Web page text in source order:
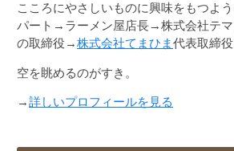
こころにやさしいものに興味をもつよう
パート→ラーメン屋店長→株式会社テマ
の取締役→株式会社てまひま代表取締
空を眺めるのがすき。
→詳しいプロフィールを見る